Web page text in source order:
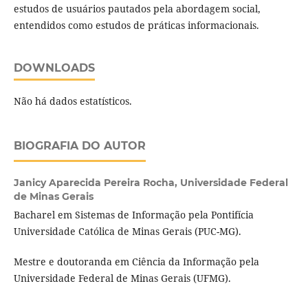
estudos de usuários pautados pela abordagem social,
entendidos como estudos de práticas informacionais.
DOWNLOADS
Não há dados estatísticos.
BIOGRAFIA DO AUTOR
Janicy Aparecida Pereira Rocha, Universidade Federal
de Minas Gerais
Bacharel em Sistemas de Informação pela Pontifícia
Universidade Católica de Minas Gerais (PUC-MG).
Mestre e doutoranda em Ciência da Informação pela
Universidade Federal de Minas Gerais (UFMG).